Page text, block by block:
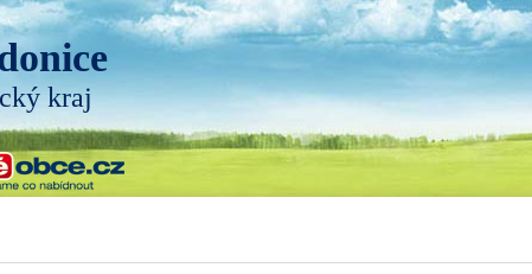
kraj